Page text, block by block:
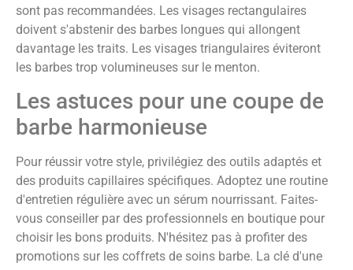
sont pas recommandées. Les visages rectangulaires
doivent s'abstenir des barbes longues qui allongent
davantage les traits. Les visages triangulaires éviteront
les barbes trop volumineuses sur le menton.
Les astuces pour une coupe de
barbe harmonieuse
Pour réussir votre style, privilégiez des outils adaptés et
des produits capillaires spécifiques. Adoptez une routine
d'entretien régulière avec un sérum nourrissant. Faites-
vous conseiller par des professionnels en boutique pour
choisir les bons produits. N'hésitez pas à profiter des
promotions sur les coffrets de soins barbe. La clé d'une